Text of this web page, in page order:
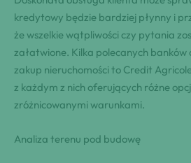
kredytowy będzie bardziej płynny i
że wszelkie wątpliwości czy pytania
załatwione. Kilka polecanych
zakup nieruchomości to Credit
z każdym z nich oferujących różne
zróżnicowanymi warunkami.
Analiza terenu pod budowę